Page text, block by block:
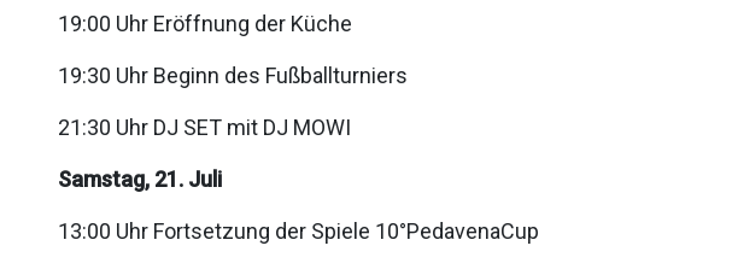
19:00 Uhr Eröffnung der Küche
19:30 Uhr Beginn des Fußballturniers
21:30 Uhr DJ SET mit DJ MOWI
Samstag, 21. Juli
13:00 Uhr Fortsetzung der Spiele 10°PedavenaCup